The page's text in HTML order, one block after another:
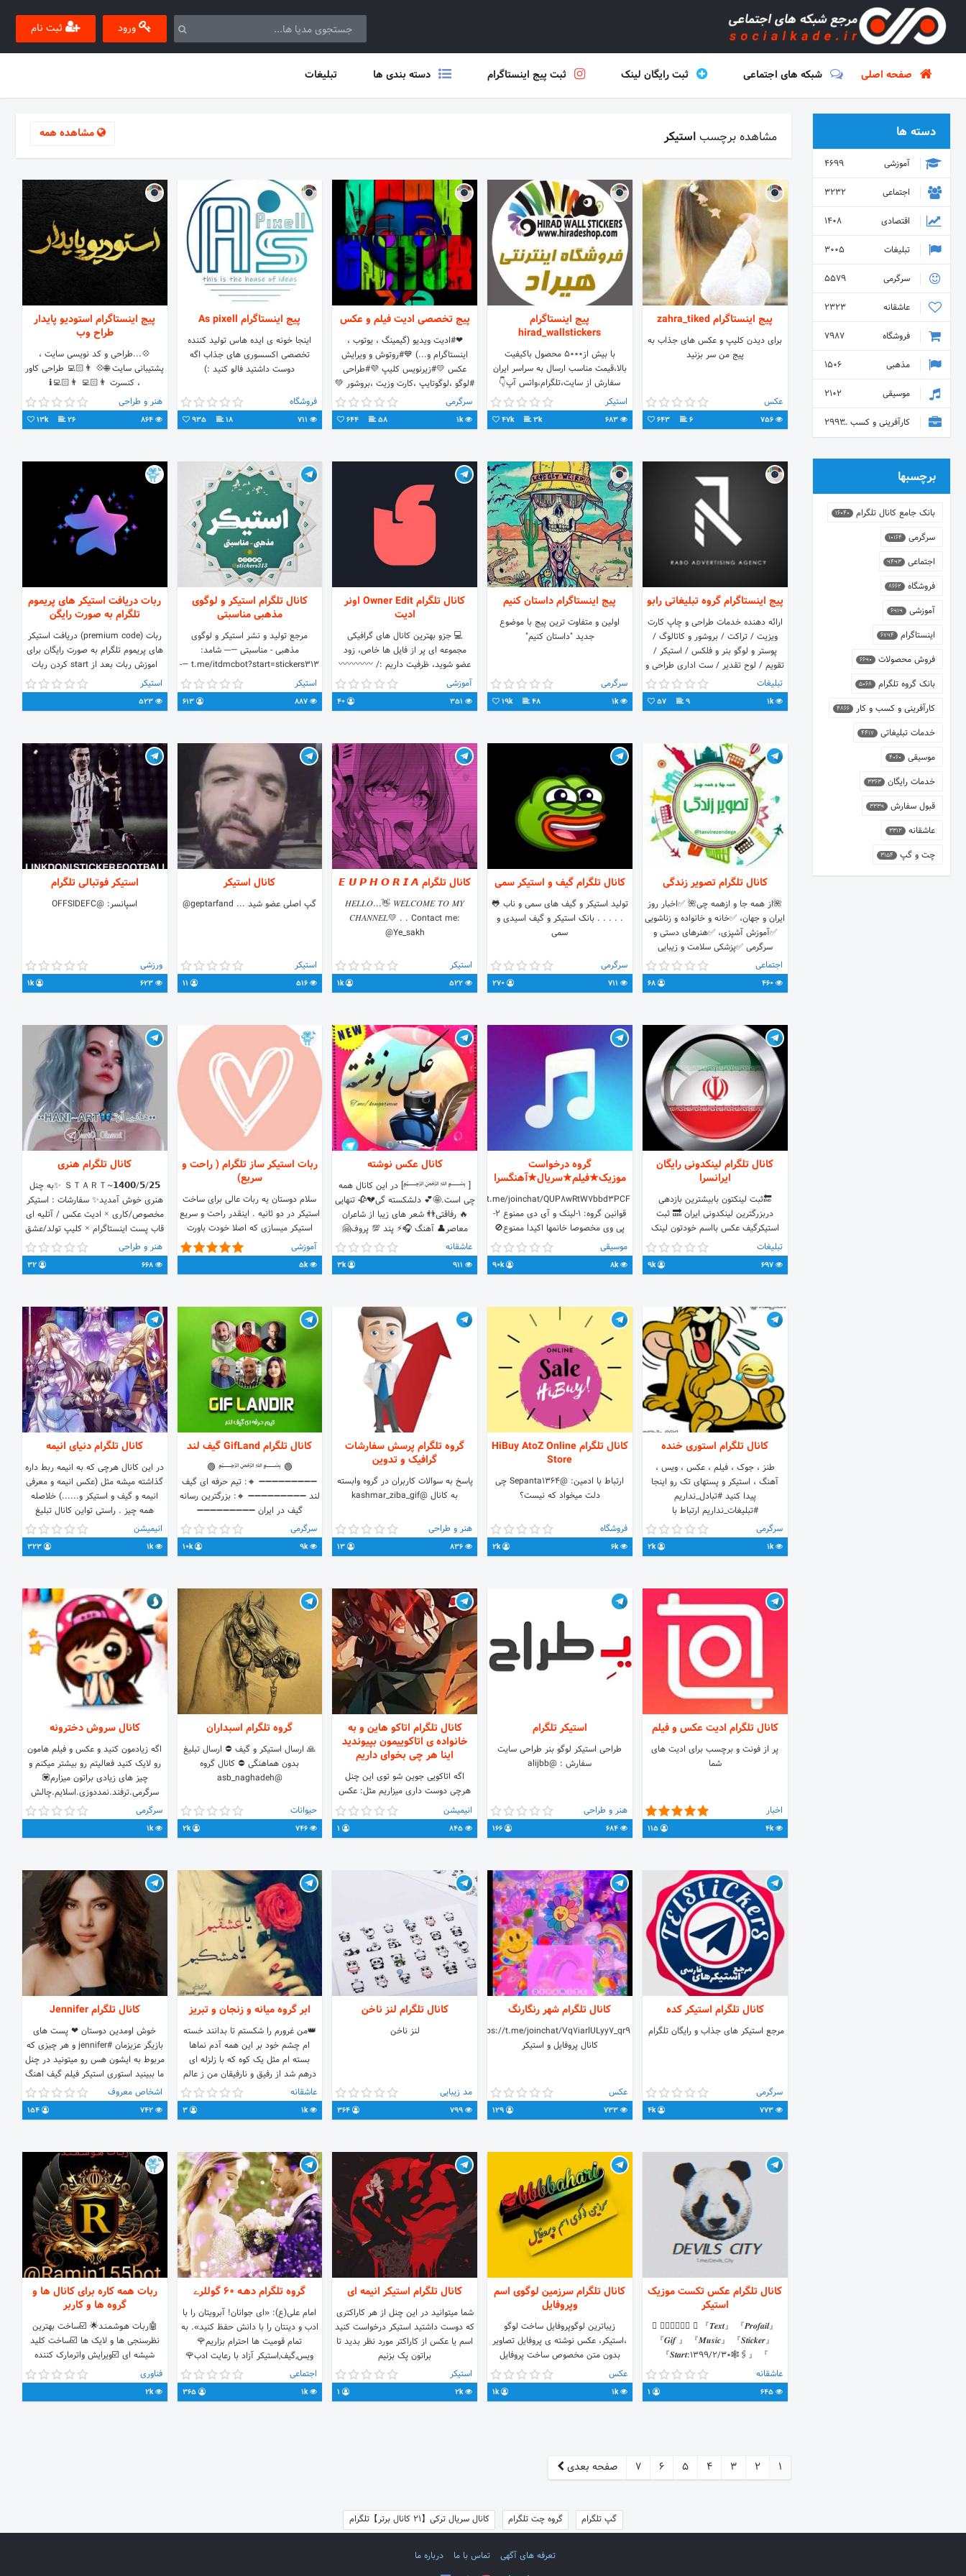
ورود ثبت نام
صفحه اصلی شبکه های اجتماعی ثبت رایگان لینک ثبت پیج اینستاگرام دسته بندی ها تبلیغات
مشاهده برچسب استیکر مشاهده همه
پیج اینستاگرام zahra_tiked
برای دیدن کلیپ و عکس های جذاب به
پیج من سر بزنید
عکس
756
6
643
پیج اینستاگرام
hirad_wallstickers
با بيش از٥٠٠٠ محصول باكيفيت
بالا،قيمت مناسب ارسال به سراسر ايران
سفارش از سایت،تلگرام،واتس آپ👇
09121349886 www.hiradeshop.com
#استیکر#برچسب
استیکر
683
3k
47k
پیج تخصصی ادیت فیلم و عکس
❤#ادیت ویدیو (گیمینگ ، یوتوب ،
اینستاگرام و...) 💙#روتوش و ویرایش
عکس 💛#زیرنویس کلیپ 💜#طراحی
#لوگو ،لوگوتایپ ،کارت وزیت ،بروشور 💚
طراحی #استیکر
سرگرمی
1k
58
644
پیج اینستاگرام As pixell
اینجا خونه ی ایده هاس تولید کننده
تخصصی اکسسوری های جذاب اگه
دوست داشتید فالو کنید :)
فروشگاه
711
18
935
پیج اینستاگرام استودیو پایدار
طراح وب
💠...طراحی و کد نویسی سایت ،
پشتیبانی سایت 🌐💠 👨🏻‍💻 طراحی کاور
، کنسرت 👨🏻‍💻 ℹ👨🏻‍💻
@ashkanpaydarr ‌‌ℹ📱 𝟬𝟵𝟯𝟱 𝟵𝟳𝟱
𝟮𝟳𝟬𝟬
هنر و طراحی
864
26
13k
پیج اینستاگرام گروه تبلیغاتی رابو
ارائه دهنده خدمات طراحی و چاپ کارت
ویزیت / تراکت / بروشور و کاتالوگ /
پوستر و لوگو بنر و فلکس / استیکر /
تقویم / لوح تقدیر / ست اداری طراحی و
صفحه آرایی / هدایای مناسبتی و
تبلیغاتی رویکردی جدید در طراحی
خدمات آنلاین و متمایز
تبلیغات
1k
9
57
پیج اینستاگرام داستان کنیم
اولین و متفاوت ترین پیج با موضوع
جدید "داستان کنیم"
سرگرمی
1k
48
19k
کانال تلگرام Owner Edit اونر
ادیت
💻 جزو بهترین کانال های گرافیکی
مجموعه ای پر از فایل ها خاص، زود
عضو شوید، ظرفیت داریم :/ 〰️〰️〰️〰️
〰️ 👤 پشتیبانی: @kamalisajjad 〰️〰️
〰️〰️〰️ کانال اول: OwnerEdit.t.me
کانال دوم: OwnerFile.t.me کانال
آموزشی
351
40
کانال تلگرام استیکر و لوگوی
مذهبی مناسبتی
مرجع تولید و نشر استیکر و لوگوی
مذهبی - مناسبتی —--- شامد:
t.me/itdmcbot?start=stickers313 —-
----------- سایت رسمی: 🌐 ziaossalehin.ir
کانال رسمی: @ziaossalein ➕کانال
سردبیر: @sardabir313
استیکر
887
613
ربات دریافت استیکر های پریموم
تلگرام به صورت رایگن
ربات (premium code) دریافت استیکر
های پریموم تلگرام به صورت رایگان برای
اموزش ربات بعد از start کردن ربات
روی فیلم کلیک کنید
استیکر
523
کانال تلگرام تصویر زندگی
🌺از همه جا و ازهمه چی🌺 ✅اخبار روز
ایران و جهان، ✅خانه و خانواده و زناشویی
✅آموزش آشپزی، ✅هنرهای دستی و
سرگرمی ✅پزشکی سلامت و زیبایی
✅پرورش گل و گیاه ✅علم و فناوری
✅کشاورزی،دامپروری،پرندگان
اجتماعی
460
68
کانال تلگرام گیف و استیکر سمی
تولید استیکر و گیف های سمی و ناب 🐸
. . . . . بانک استیکر و گیف اسیدی و
سمی
سرگرمی
270
کانال تلگرام 𝙀 𝙐 𝙋 𝙃 𝙊 𝙍 𝙄 𝘼
𝐻𝐸𝐿𝐿𝑂...👋 𝑊𝐸𝐿𝐶𝑂𝑀𝐸 𝑇𝑂 𝑀𝑌
𝐶𝐻𝐴𝑁𝑁𝐸𝐿💛 . . Contact me:
@Ye_sakh
استیکر
522
1k
کانال استیکر
گپ اصلی عضو شید ... geptarfand@
استیکر
516
استیکر فوتبالی تلگرام
اسپانسر: @OFFSIDEFC
ورزشی
623
1k
کانال تلگرام لینکدونی رایگان
ایرانسرا
🔚ثبت لینکتون بابیشترین بازدهی
دربزرگترین لینکدونی ایران 🔜 ثبت
استیکرگیف عکس بااسم خودتون لینک
کانال اصل @wmnpreza لینک گپ
بنردهی https://t.me/+LpugXvTX-
BE4ODFk مدیر @RSS870 👒 🎩
تبلیغات
697
9k
گروه درخواست
موزیک★فیلم★سریال★آهنگسرا
https://t.me/joinchat/QUP8wRtW7bbd3PCF
قوانین گروه: ۱-لینک و آی دی ممنوع ۲-
پی وی مخصوصا خانمها اکیدا ممنوع🚫
۳-درخواست فیلم و موزیک قدیم و جدید
مجاز ساخت لوگو و استیکر ۴-چت فقط
در حد احوالپرسی مجاز ۵-گذاشتن پست
موسیقی
8k
90k
کانال عکس نوشته
[️ ﷽] در این کانال همه
چی است.🤩💕 دلشکسته گی💔🥀 تنهایی
🔥 رفاقتی👬 شعر های زیبا از شاعران
معاصر👤 آهنگ 🎧⚡ پند 💯 پروف🤗
تیکه شاخ😈 عاشقانه❣ استیکر😉 تاب
ترین متون برای بیوگرافی🤤😍 لفت ندع
بزار بی صدا🔕😕 { 🆔️
عاشقانه
911
3k
ربات استیکر ساز تلگرام ( راحت و
سریع)
سلام دوستان یه ربات عالی برای ساخت
استیکر در دو ثانیه . اینقدر راحت و سریع
استیکر میسازی که اصلا خودت باورت
نمیشه . {راحت استیکر برای تلگرامت
بساز} 1-ابتدا وارد ربات شو با ایدی
@stickwebot 2-استارت و بزن 3- تصویر
انگیز استیکر بساز با شکلک شخصی و
تصویر مورد نظرت
https://t.me/stickwebot
آموزشی
5k
کانال تلگرام هنری
ＳＴＡＲＴ~𝟭𝟰𝟬𝟬/𝟱/𝟮𝟱 ✨به چنل
هنری خوش آمدید✨ سفارشات : استیکر
مخصوص/کاری × ادیت عکس / آتلیه ای
قاب پست اینستاگرام × کلیپ تولد/عشق
تقویم تولد/عشق × لوگو / واترمارک
پذیرفته میشود با قیمت های عالی همراه
با تخفیف 🦋 جـهـتـ سفـارشـ⇩ 𝒊𝒅 :
هنر و طراحی
668
32
کانال تلگرام استوری خنده
طنز ، جوک ، فیلم ، عکس ، ویس ،
آهنگ ، استیکر و پستهای تک رو اینجا
پیدا کنید‌‌ #تبادل_نداریم
#تبلیغات_نداریم ارتباط با
#مدیران_کانال_تلگرامی_تک 👇 با مدیریت
امیرخسرونظری و جواد نظری
@Amirkhosro_bot Nazari تابع قوانین
https://instagram.com/nazari.6969?
utm_medium=copy_link
سرگرمی
1k
2k
کانال تلگرام HiBuy AtoZ Online
Store
ارتباط با ادمین: @Sepanta1364 چی
دلت میخواد که نیست؟⁦
فروشگاه
6k
2k
گروه تلگرام پرسش سفارشات
گرافیک و تدوین
پاسخ به سوالات کاربران در گروه وابسته
به کانال @kashmar_ziba_gif
هنر و طراحی
836
13
کانال تلگرام GifLand گیف لند
🟢 ﷽ 🟢
➖➖➖➖➖➖➖➖➖ 🔸: تیم حرفه ای گیف
لند ➖➖➖➖➖➖➖➖➖ 🔸: بزرگترین رسانه
گیف در ایران ➖➖➖➖➖➖➖➖➖
🔸:استیکر ویژه کوکسل بابا :
@koksalpack ➖➖➖➖➖➖➖➖➖ 🔸:
گروه گیف : @KOKSALGIFBAZ
➖➖➖➖➖➖➖➖➖
سرگرمی
9k
10k
کانال تلگرام دنیای انیمه
در این کانال هرچی که به انیمه ربط داره
گذاشته میشه مثل (عکس انیمه و معرفی
انیمه و گیف و استیکر و......) خلاصله
همه چیز . راستی تواین کانال تبلیغ
درباره کانال خودتون ممنوعه مگر اینکه با
ادمین مشورت کنید سوالی داشتید به
پشتیبانی مراجعه کنید باتشکر
انیمیشن
1k
323
کانال تلگرام ادیت عکس و فیلم
پر از فونت و برچسب برای ادیت های
شما
اخبار
4k
115
استیکر تلگرام
طراحی استیکر لوگو بنر طراحی سایت
سفارش : @alijbb
هنر و طراحی
684
166
کانال تلگرام اتاکو هاین و به
خانواده ی اتاکوییمون بپیوندید
اینا هر چی بخوای داریم
اگه اتاکویی جوین شو توی این چنل
هرچی دوست داری میزاریم مثل: عکس
پروف amv میکس استیکر گیف خبر انیمه
وکلی چیز دیگه
انیمیشن
845
1
گروه تلگرام اسبداران
🙏 ارسال استیکر و گیف ⛔️ ارسال تبلیغ
بدون هماهنگی ⛔️ کانال گروه
@asb_naghadeh
حیوانات
746
2k
کانال سروش دخترونه
اگه زیادمون کنید و عکس و فیلم هامون
رو لایک کنید فعالیتم رو بیشتر میکنم و
چیز های زیادی براتون میزارم💟
سرگرمی.ترفند.نمددوزی.اسلایم.چالش
غذا.مدل لباس.دخترونه.نقاشی.گیف و
استیکر.آهنگ کارتون.دختر انیمه
ای.جدول.نظرسنجی.آشپزی.فیلم سینمایی
و مایکت.تصویر زمینه والپیر و بک گراند.
و......شما میتونید مارو در پیامرسان های
ایتا. سروش.تلگرام.اینستاگرام و روبیکا
دنبال کنید.وقتی تو این کانال عضو شدید
لینک کانال هامون تو سایر پیامرسان ها
میدیم.با تشکر از همکاری
شما........تعداد عضو ها :406 نفر
سرگرمی
1k
کانال تلگرام استیکر کده
مرجع استیکر های جذاب و رایگان تلگرام ‌
سرگرمی
773
4k
کانال تلگرام شهر رنگارنگ
https://t.me/joinchat/Vq7iarlULyy7_qr9
کانال پروفایل و استیکر
عکس
733
129
کانال تلگرام لنز ناخن
لنز ناخن
مد زیبایی
799
364
ابر گروه میانه و زنجان و تبریز
👑من غرورم را شکستم تا بدانند خسته
ام چشم خود بر این همه آدم نماها
بسته ام مثل یک کوه که با زلزله ای
درهم شد از رفیق و نارفیقان من ز عالم
خسته ام...🌷🌷
عاشقانه
1k
3
کانال تلگرام Jennifer
خوش اومدین دوستان ❤ پست های
بازیگر عزیزمان #jennifer و هر چیزی که
مربوط به ایشون هس رو میتونید در چنل
ما ببینید استوری استیکر فیلم گیف اهنگ
و غیره لطفا جویین شید پشیمون نمیشید
@BeingLovely اینم ایدی ادمین تبمون
@jennifer_fan
اشخاص معروف
742
154
کانال تلگرام عکس تکست موزیک
استیکر
 𝑾𝒆𝒍𝒄𝒐𝒎  『𝑻𝒆𝒙𝒕』 『𝑷𝒓𝒐𝒇𝒂𝒊𝒍』
『𝑮𝒊𝒇 』 『𝑴𝒖𝒔𝒊𝒄』 『𝑺𝒕𝒊𝒄𝒌𝒆𝒓』
『𝑺𝒕𝒂𝒓𝒕:1399/2/30🕸🖇』 『
T.me/Devils_City 』
عاشقانه
645
کانال تلگرام سرزمین لوگوی اسم
وپروفایل
زیباترین لوگوپروفایل ساخت لوگو
،استیکر، عکس نوشته ی پروفایل تصاویر
بدون متن مخصوص ساخت پروفایل
تصاویر والپیپر انواع گیف ارائه دهنده به
دوستان گرامی💯 تبلیغات پذیرفته میشود
@BAHAR_4950
عکس
1k
1k
کانال تلگرام استیکر انیمه ای
شما میتوانید در این چنل از هر کاراکتری
که دوست داشتید استیکر درخواست کنید
اسم یا عکس از کاراکتر مورد نظر بدید تا
براتون پک بزنیم
استیکر
2k
1
گروه تلگرام دهـه 60 گوللرے
امام على(ع): «اى جوانان! آبرويتان را با
ادب و دينتان را با دانش حفظ كنيد». به
تمام قومیت ها احترام بزاریم🌹
ویس,گیف,استیکر آزاد با رعایت ادب🌹
مهربان باشیم شاید فردا نباشیم.💕 🚫
+18
اجتماعی
1k
365
ربات همه کاره برای کانال ها و
گروه ها و کاربر
🤖ربـات هـوشـمـنـد🌟 ☑️ساخت بهترین
نظرسنجی ها و لایک ها ☑️ساخت کلید
شیشه ای ☑️ویرایش واترمارک کننده
عکس ☑️ممبرگیر رایگان ☑️سین گیر رایگان
☑️مترجم همراه به 70 زبان ☑️ساخت ربات
های تلگرامی: بدون نياز به سِرور و يا
فناوری
2k
1
2
3
4
5
6
7 صفحه بعدی
دسته ها
آموزشی
4699
اجتماعی
3232
اقتصادی
1408
تبلیغات
3005
سرگرمی
5579
عاشقانه
2323
فروشگاه
7987
مذهبی
1506
موسیقی
2102
کارآفرینی و کسب و کار 2993
برچسبها
بانک جامع کانال تلگرام 16040
سرگرمی 10164
اجتماعی 9493
فروشگاه 8662
آموزشی 6919
اینستاگرام 6794
فروش محصولات 6690
بانک گروه تلگرام 5068
کارآفرینی و کسب و کار 4866
خدمات تبلیغاتی 4417
موسیقی 4060
خدمات رایگان 3363
قبول سفارش 3339
عاشقانه 3312
چت و گپ 3154
گپ تلگرام گروه چت تلگرام کانال سریال ترکی【21 کانال برتر】تلگرام
تعرفه های آگهی تماس با ما درباره ما